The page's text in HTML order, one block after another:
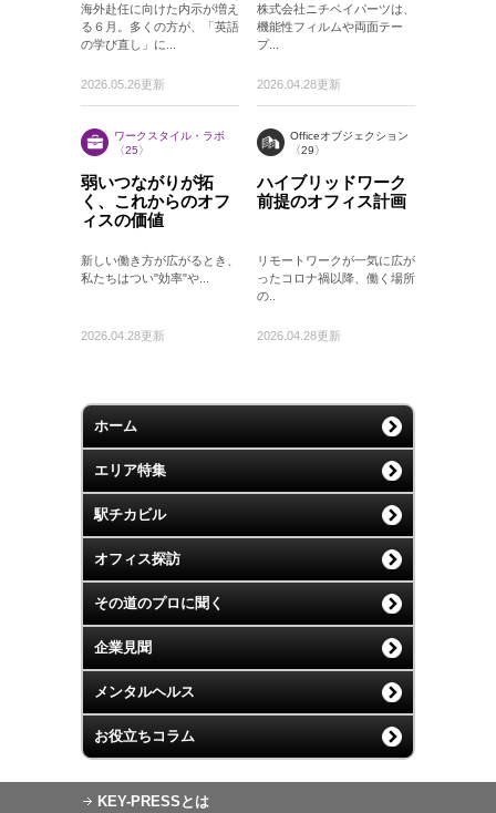
海外赴任に向けた内示が増え
る６月。多くの方が、「英語
の学び直し」に...
2026.05.26更新
株式会社ニチベイパーツは、
機能性フィルムや両面テー
プ...
2026.04.28更新
ワークスタイル・ラボ
〈25〉
弱いつながりが拓
く、これからのオフ
ィスの価値
新しい働き方が広がるとき、
私たちはつい"効率"や...
2026.04.28更新
Officeオブジェクション
〈29〉
ハイブリッドワーク
前提のオフィス計画
リモートワークが一気に広が
ったコロナ禍以降、働く場所
の..
2026.04.28更新
ホーム
エリア特集
駅チカビル
オフィス探訪
その道のプロに聞く
企業見聞
メンタルヘルス
お役立ちコラム
KEY-PRESSとは